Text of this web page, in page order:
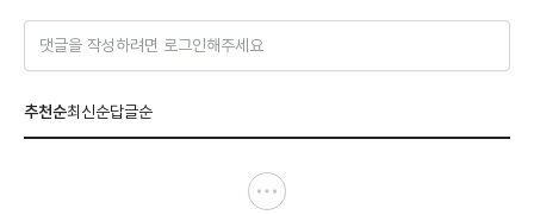
댓글을 작성하려면 로그인해주세요
추천순최신순답글순